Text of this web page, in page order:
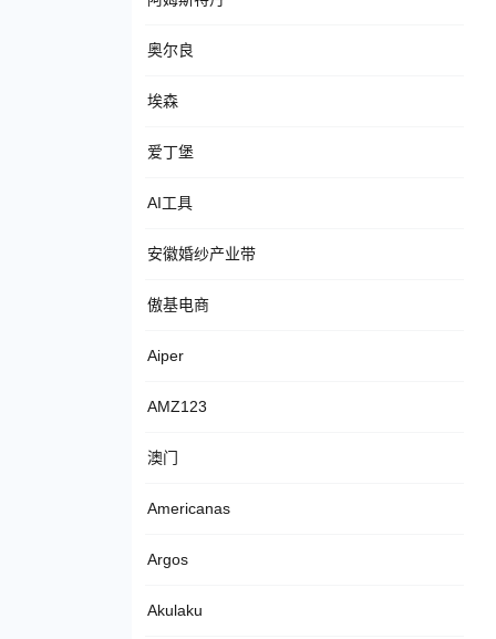
奥尔良
埃森
爱丁堡
AI工具
安徽婚纱产业带
傲基电商
Aiper
AMZ123
澳门
Americanas
Argos
Akulaku